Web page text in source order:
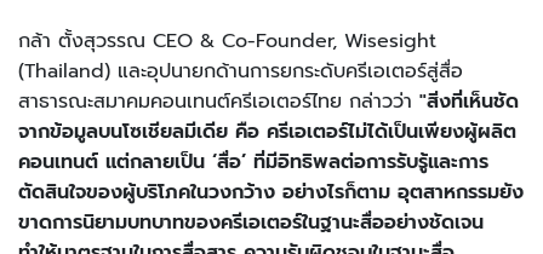
กล้า ตั้งสุวรรณ CEO & Co-Founder, Wisesight
(Thailand) และอุปนายกด้านการยกระดับครีเอเตอร์สู่สื่อ
สาธารณะสมาคมคอนเทนต์ครีเอเตอร์ไทย กล่าวว่า "สิ่งที่เห็นชัด
จากข้อมูลบนโซเชียลมีเดีย คือ ครีเอเตอร์ไม่ได้เป็นเพียงผู้ผลิต
คอนเทนต์ แต่กลายเป็น ‘สื่อ’ ที่มีอิทธิพลต่อการรับรู้และการ
ตัดสินใจของผู้บริโภคในวงกว้าง อย่างไรก็ตาม อุตสาหกรรมยัง
ขาดการนิยามบทบาทของครีเอเตอร์ในฐานะสื่ออย่างชัดเจน